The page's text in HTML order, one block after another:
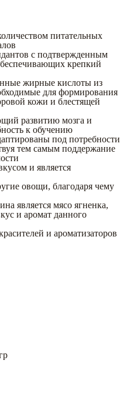
питательных
с подтвержденным
крепкий
жирные кислоты из
для формирования
кожи и блестящей
развитию мозга и
к обучению
под потребности
тем самым поддержание
и является
овощи, благодаря чему
является мясо ягненка,
и аромат данного
и ароматизаторов